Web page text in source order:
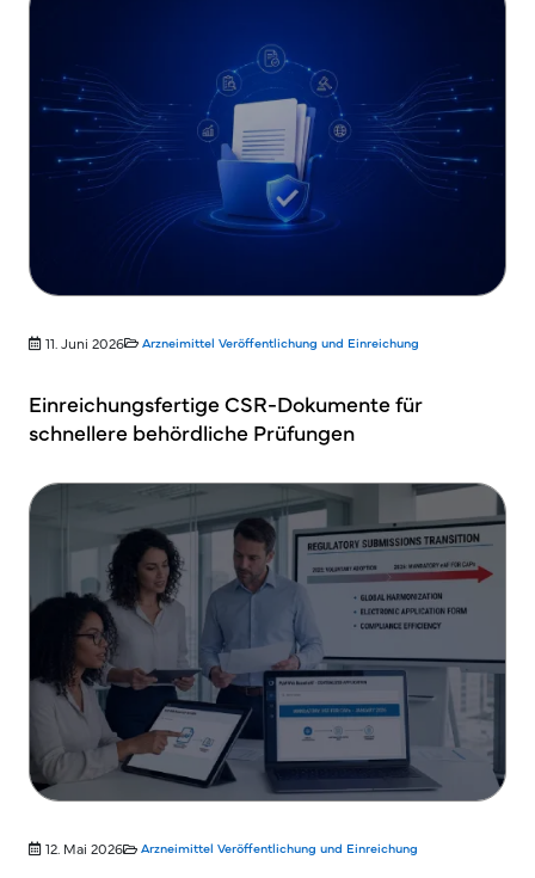
11. Juni 2026 Arzneimittel Veröffentlichung und Einreichung
Einreichungsfertige CSR-Dokumente für
schnellere behördliche Prüfungen
12. Mai 2026 Arzneimittel Veröffentlichung und Einreichung